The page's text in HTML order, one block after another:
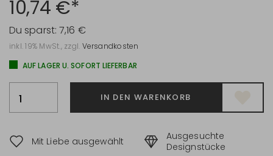
10,74 €*
Du sparst:7,16 €
inkl. 19% MwSt., zzgl. Versandkosten
AUF LAGER U. SOFORT LIEFERBAR
IN DEN WARENKORB
Mit Liebe ausgewählt
Ausgesuchte
Designstücke